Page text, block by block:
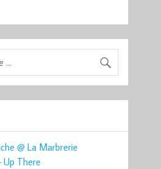
@ La Marbrerie
Up There